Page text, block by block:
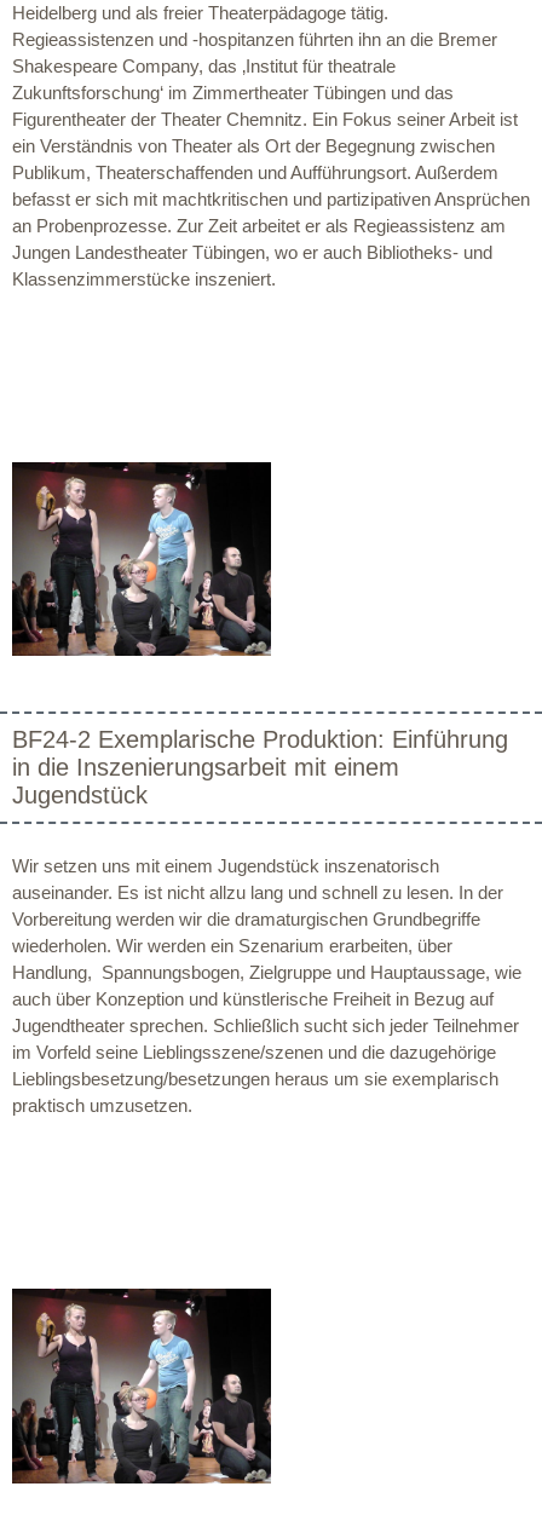
Heidelberg und als freier Theaterpädagoge tätig.
Regieassistenzen und -hospitanzen führten ihn an die Bremer
Shakespeare Company, das ‚Institut für theatrale
Zukunftsforschung‘ im Zimmertheater Tübingen und das
Figurentheater der Theater Chemnitz. Ein Fokus seiner Arbeit ist
ein Verständnis von Theater als Ort der Begegnung zwischen
Publikum, Theaterschaffenden und Aufführungsort. Außerdem
befasst er sich mit machtkritischen und partizipativen Ansprüchen
an Probenprozesse. Zur Zeit arbeitet er als Regieassistenz am
Jungen Landestheater Tübingen, wo er auch Bibliotheks- und
Klassenzimmerstücke inszeniert.
BF24-2 Exemplarische Produktion: Einführung
in die Inszenierungsarbeit mit einem
Jugendstück
Wir setzen uns mit einem Jugendstück inszenatorisch
auseinander. Es ist nicht allzu lang und schnell zu lesen. In der
Vorbereitung werden wir die dramaturgischen Grundbegriffe
wiederholen. Wir werden ein Szenarium erarbeiten, über
Handlung, Spannungsbogen, Zielgruppe und Hauptaussage, wie
auch über Konzeption und künstlerische Freiheit in Bezug auf
Jugendtheater sprechen. Schließlich sucht sich jeder Teilnehmer
im Vorfeld seine Lieblingsszene/szenen und die dazugehörige
Lieblingsbesetzung/besetzungen heraus um sie exemplarisch
praktisch umzusetzen.